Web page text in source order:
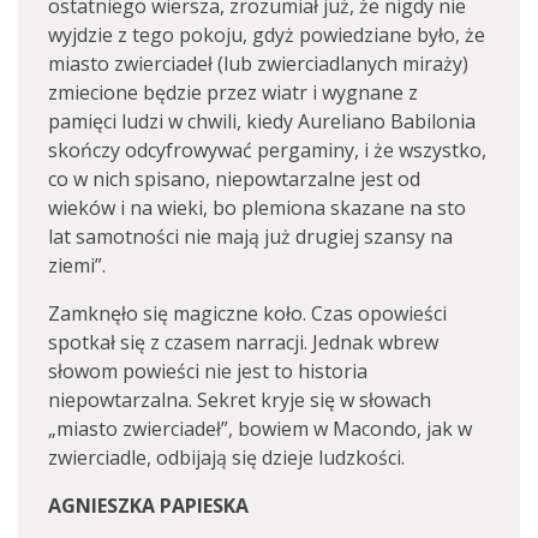
ostatniego wiersza, zrozumiał już, że nigdy nie
wyjdzie z tego pokoju, gdyż powiedziane było, że
miasto zwierciadeł (lub zwierciadlanych miraży)
zmiecione będzie przez wiatr i wygnane z
pamięci ludzi w chwili, kiedy Aureliano Babilonia
skończy odcyfrowywać pergaminy, i że wszystko,
co w nich spisano, niepowtarzalne jest od
wieków i na wieki, bo plemiona skazane na sto
lat samotności nie mają już drugiej szansy na
ziemi”.
Zamknęło się magiczne koło. Czas opowieści
spotkał się z czasem narracji. Jednak wbrew
słowom powieści nie jest to historia
niepowtarzalna. Sekret kryje się w słowach
„miasto zwierciadeł”, bowiem w Macondo, jak w
zwierciadle, odbijają się dzieje ludzkości.
AGNIESZKA PAPIESKA